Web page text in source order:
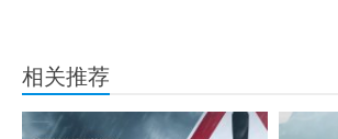
相关推荐